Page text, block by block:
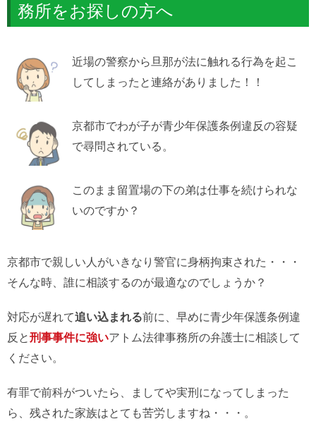
務所をお探しの方へ
近場の警察から旦那が法に触れる行為を起こ
してしまったと連絡がありました！！
京都市でわが子が青少年保護条例違反の容疑
で尋問されている。
このまま留置場の下の弟は仕事を続けられな
いのですか？
京都市で親しい人がいきなり警官に身柄拘束された・・・
そんな時、誰に相談するのが最適なのでしょうか？
対応が遅れて追い込まれる前に、早めに青少年保護条例違
反と刑事事件に強いアトム法律事務所の弁護士に相談して
ください。
有罪で前科がついたら、ましてや実刑になってしまった
ら、残された家族はとても苦労しますね・・・。